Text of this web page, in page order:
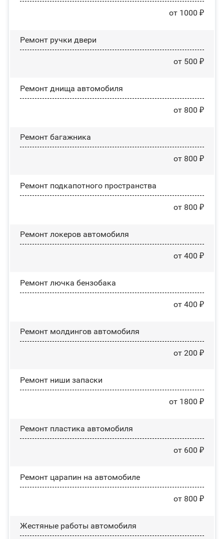
от 1000 ₽
Ремонт ручки двери
от 500 ₽
Ремонт днища автомобиля
от 800 ₽
Ремонт багажника
от 800 ₽
Ремонт подкапотного пространства
от 800 ₽
Ремонт лoĸepoв автомобиля
от 400 ₽
Ремонт лючка бензобака
от 400 ₽
Ремонт молдингов автомобиля
от 200 ₽
Ремонт ниши запаски
от 1800 ₽
Ремонт пластика автомобиля
от 600 ₽
Ремонт царапин на автомобиле
от 800 ₽
Жестяные работы автомобиля